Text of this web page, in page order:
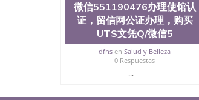
微信551190476办理使馆认
证，留信网公证办理，购买
UTS文凭Q/微信5
dfns enSalud y Belleza
0 Respuestas
...